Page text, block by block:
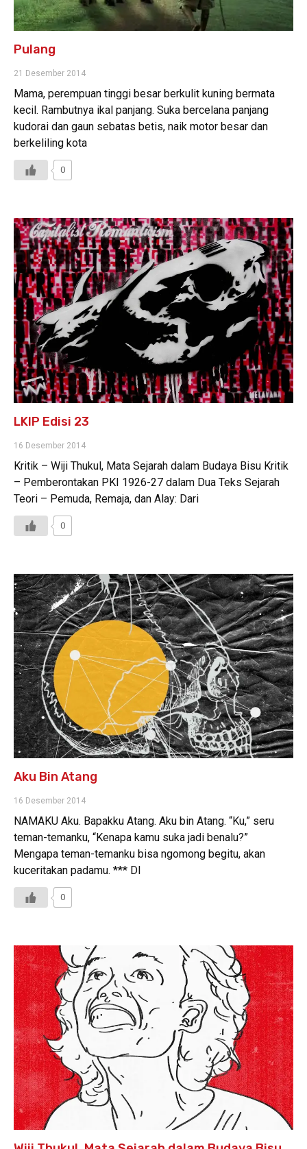
Pulang
21 Desember 2014
Mama, perempuan tinggi besar berkulit kuning bermata
kecil. Rambutnya ikal panjang. Suka bercelana panjang
kudorai dan gaun sebatas betis, naik motor besar dan
berkeliling kota
0
LKIP Edisi 23
16 Desember 2014
Kritik – Wiji Thukul, Mata Sejarah dalam Budaya Bisu Kritik
– Pemberontakan PKI 1926-27 dalam Dua Teks Sejarah
Teori – Pemuda, Remaja, dan Alay: Dari
0
Aku Bin Atang
16 Desember 2014
NAMAKU Aku. Bapakku Atang. Aku bin Atang. “Ku,” seru
teman-temanku, “Kenapa kamu suka jadi benalu?”
Mengapa teman-temanku bisa ngomong begitu, akan
kuceritakan padamu. *** DI
0